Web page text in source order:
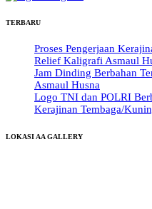
TERBARU
Proses Pengerjaan
Relief Kaligrafi Asmaul
Jam Dinding Berbahan
Asmaul Husna
Logo TNI dan POLRI
Kerajinan Tembaga/
LOKASI AA GALLERY